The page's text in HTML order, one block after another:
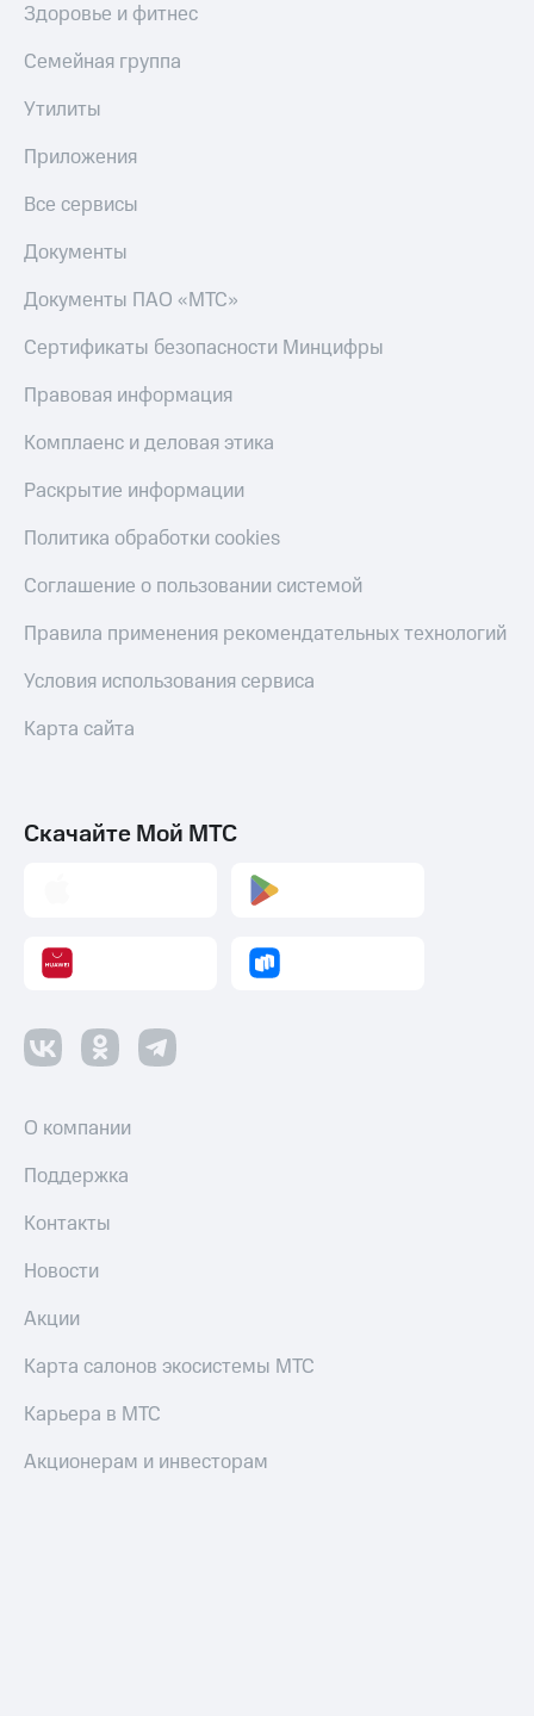
Здоровье и фитнес
Семейная группа
Утилиты
Приложения
Все сервисы
Документы
Документы ПАО «МТС»
Сертификаты безопасности Минцифры
Правовая информация
Комплаенс и деловая этика
Раскрытие информации
Политика обработки cookies
Соглашение о пользовании системой
Правила применения рекомендательных технологий
Условия использования сервиса
Карта сайта
Скачайте Мой МТС
О компании
Поддержка
Контакты
Новости
Акции
Карта салонов экосистемы МТС
Карьера в МТС
Акционерам и инвесторам